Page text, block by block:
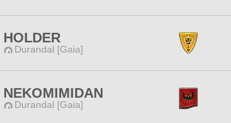
HOLDER
Durandal [Gaia]
NEKOMIMIDAN
Durandal [Gaia]